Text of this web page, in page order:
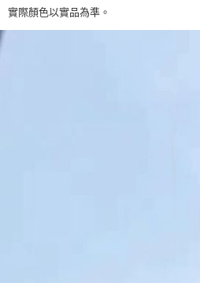
實際顏色以實品為準。